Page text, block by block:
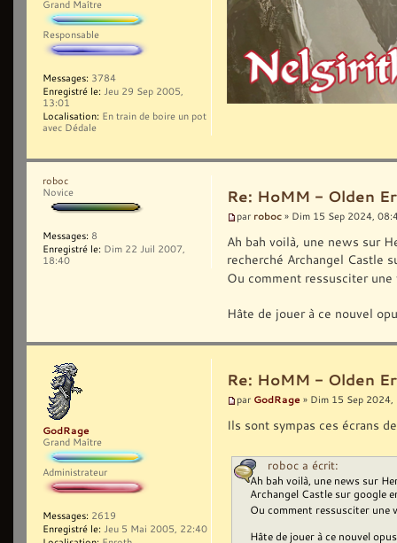
Grand Maître
Responsable
Messages: 3784
Enregistré le: Jeu 29 Sep 2005,
13:01
Localisation: En train de boire un pot
avec Dédale
Re: HoMM - Olden
par roboc » Dim 15 Sep 2024,
Ah bah voilà, une news sur
recherché Archangel Castle
Ou comment ressusciter
Hâte de jouer à ce nouvel
roboc
Novice
Messages: 8
Enregistré le: Dim 22 Juil 2007,
18:40
Re: HoMM - Olden
par GodRage » Dim 15 Sep
Ils sont sympas ces écrans
roboc a écrit:
Ah bah voilà, une news sur
Archangel Castle sur google
Ou comment ressusciter une
Hâte de jouer à ce nouvel
GodRage
Grand Maître
Administrateur
Messages: 2619
Enregistré le: Jeu 5 Mai 2005, 22:40